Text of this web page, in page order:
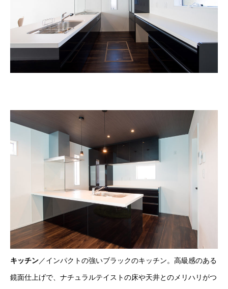
キッチン／インパクトの強いブラックのキッチン。高級感のある
鏡面仕上げで、ナチュラルテイストの床や天井とのメリハリがつ